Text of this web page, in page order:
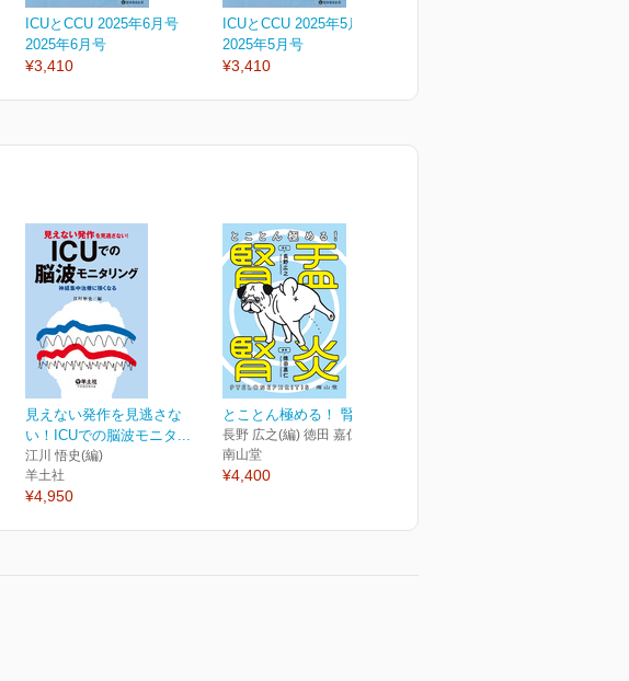
ICUとCCU 2025年6月号
2025年6月号
¥3,410
ICUとCCU 2025年5月号
2025年5月号
¥3,410
見えない発作を見逃さな
い！ICUでの脳波モニタ...
江川 悟史(編)
羊土社
¥4,950
とことん極める！ 腎盂腎炎
長野 広之(編) 徳田 嘉仁(編)
南山堂
¥4,400